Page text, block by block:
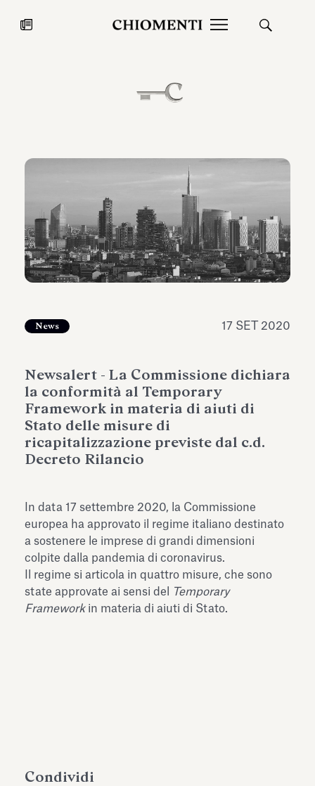
27 LUG 2026
Fondazione Torlonia inaugura la
dell’Antiquarium di Villa Albani
Chiomenti
News 17 SET 2020
Newsalert - La Commissione dichiara
la conformità al Temporary
Framework in materia di aiuti di
Stato delle misure di
ricapitalizzazione previste dal c.d.
Decreto Rilancio
In data 17 settembre 2020, la Commissione
europea ha approvato il regime italiano destinato
a sostenere le imprese di grandi dimensioni
colpite dalla pandemia di coronavirus.
Il regime si articola in quattro misure, che sono
state approvate ai sensi del
Temporary
Frameworkin materia di aiuti di Stato.
Condividi